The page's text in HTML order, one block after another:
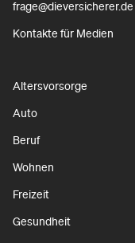
frage@dieversicherer.de
Kontakte für Medien
Altersvorsorge
Auto
Beruf
Wohnen
Freizeit
Gesundheit